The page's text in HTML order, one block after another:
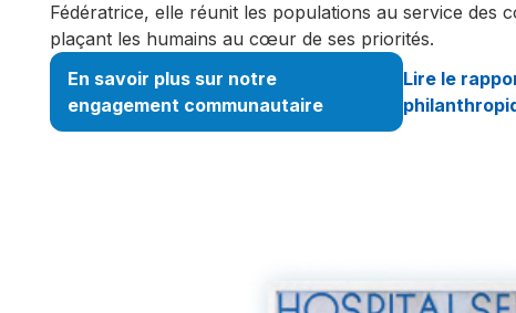
Fédératrice, elle réunit les populations au service des
plaçant les humains au cœur de ses priorités.
En savoir plus sur notre
engagement communautaire
Lire le